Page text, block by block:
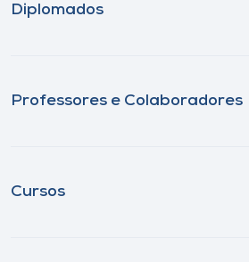
Diplomados
Professores e Colaboradores
Cursos